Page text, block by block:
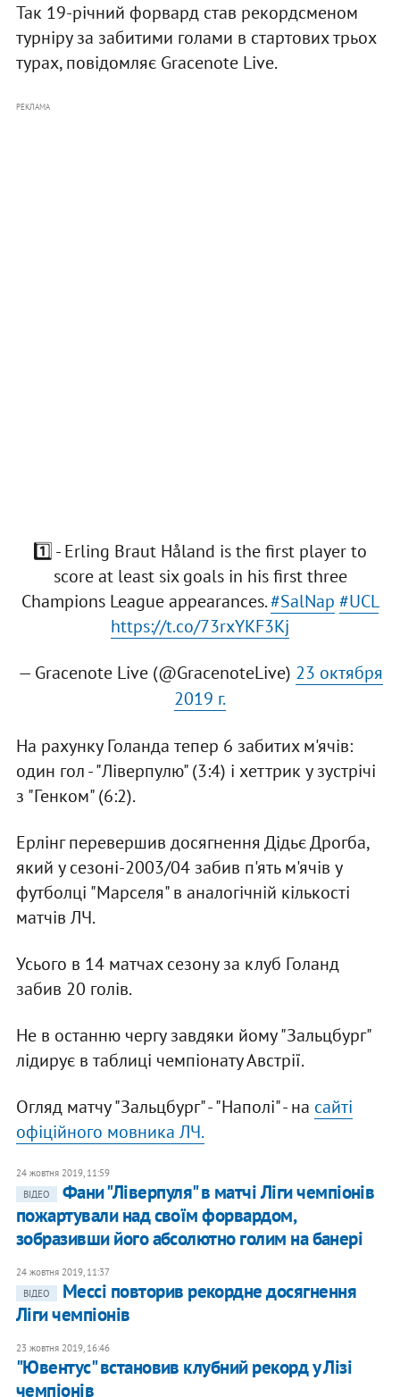
Так 19-річний форвард став рекордсменом
турніру за забитими голами в стартових трьох
турах, повідомляє Gracenote Live.
РЕКЛАМА
1️⃣ - Erling Braut Håland is the first player to
score at least six goals in his first three
Champions League appearances.#SalNap #UCL
https://t.co/73rxYKF3Kj
— Gracenote Live (@GracenoteLive) 23 октября
2019 г.
На рахунку Голанда тепер 6 забитих м'ячів:
один гол - "Ліверпулю" (3:4) і хеттрик у зустрічі
з "Генком" (6:2).
Ерлінг перевершив досягнення Дідьє Дрогба,
який у сезоні-2003/04 забив п'ять м'ячів у
футболці "Марселя" в аналогічній кількості
матчів ЛЧ.
Усього в 14 матчах сезону за клуб Голанд
забив 20 голів.
Не в останню чергу завдяки йому "Зальцбург"
лідирує в таблиці чемпіонату Австрії.
Огляд матчу "Зальцбург" - "Наполі" - на сайті
офіційного мовника ЛЧ.
24 жовтня 2019, 11:59
ВІДЕО
Фани "Ліверпуля" в матчі Ліги чемпіонів
пожартували над своїм форвардом,
зобразивши його абсолютно голим на банері
24 жовтня 2019, 11:37
ВІДЕО
Мессі повторив рекордне досягнення
Ліги чемпіонів
23 жовтня 2019, 16:46
"Ювентус" встановив клубний рекорд у Лізі
чемпіонів